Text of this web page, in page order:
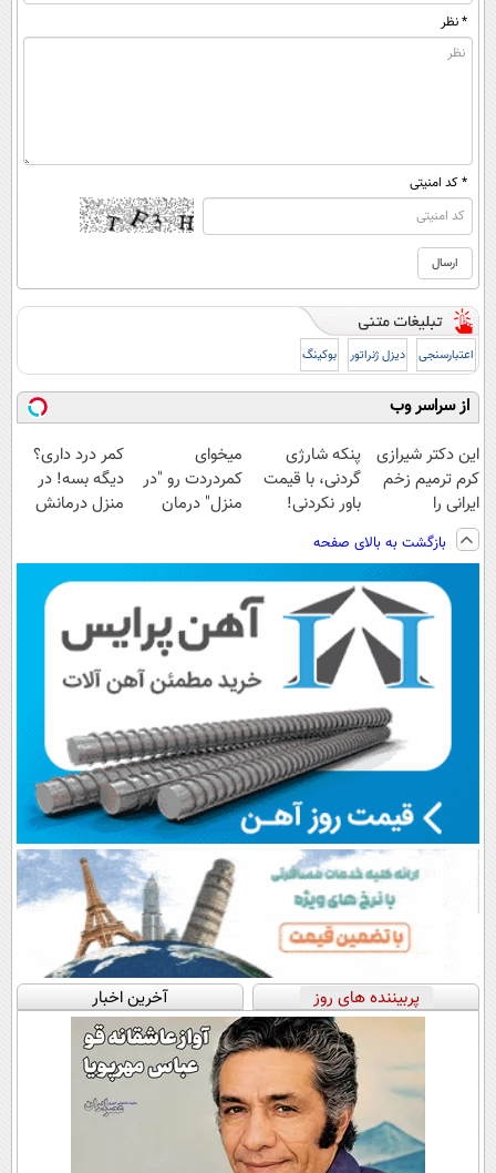
* نظر
* کد امنیتی
اعتبارسنجی دیزل ژنراتور بوکینگ
از سراسر وب
این دکتر شیرازی
کرم ترمیم زخم
ایرانی را
ساخت!!!
پنکه شارژی
گردنی، با قیمت
باور نکردنی!
میخوای
کمردردت رو "در
منزل" درمان
کمر درد داری؟
دیگه بسه! در
منزل درمانش
بازگشت به بالای صفحه
پربیننده های روز آخرین اخبار